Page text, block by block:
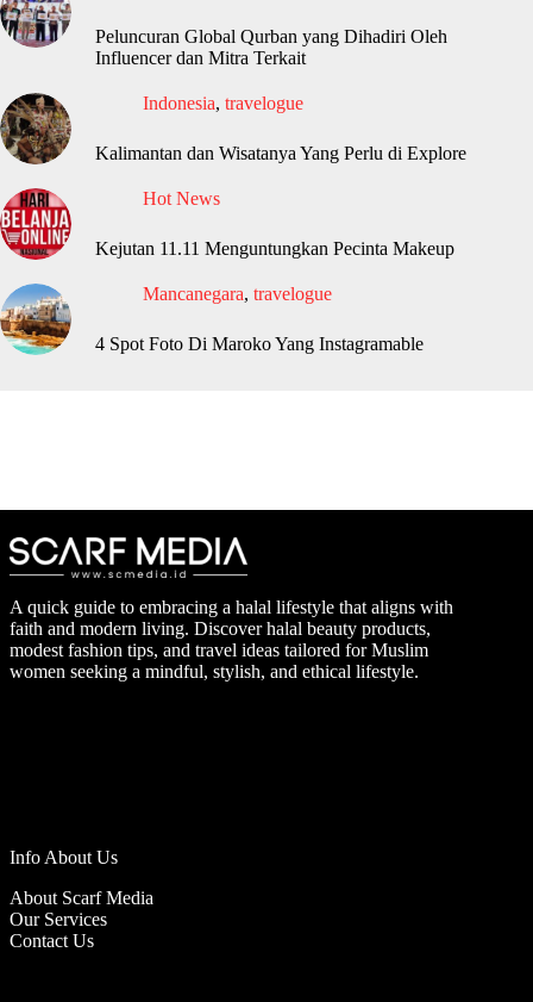
Peluncuran Global Qurban yang Dihadiri Oleh
Influencer dan Mitra Terkait
Indonesia, travelogue
Kalimantan dan Wisatanya Yang Perlu di Explore
Hot News
Kejutan 11.11 Menguntungkan Pecinta Makeup
Mancanegara, travelogue
4 Spot Foto Di Maroko Yang Instagramable
A quick guide to embracing a halal lifestyle that aligns with
faith and modern living. Discover halal beauty products,
modest fashion tips, and travel ideas tailored for Muslim
women seeking a mindful, stylish, and ethical lifestyle.
Info About Us
About Scarf Media
Our Services
Contact Us